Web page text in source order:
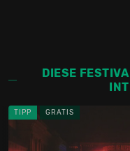
DIESE
TIPP GRATIS